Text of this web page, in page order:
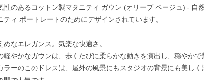
性のあるコットン製マタニティ ガウン (オリーブ ベージュ) - 自
ティ ポートレートのためにデザインされています。
めなエレガンス。気楽な快適さ。
軽やかなガウンは、歩くたびに柔らかな動きを演出し、穏やか
ラーのこのドレスは、屋外の風景にもスタジオの背景にも美し